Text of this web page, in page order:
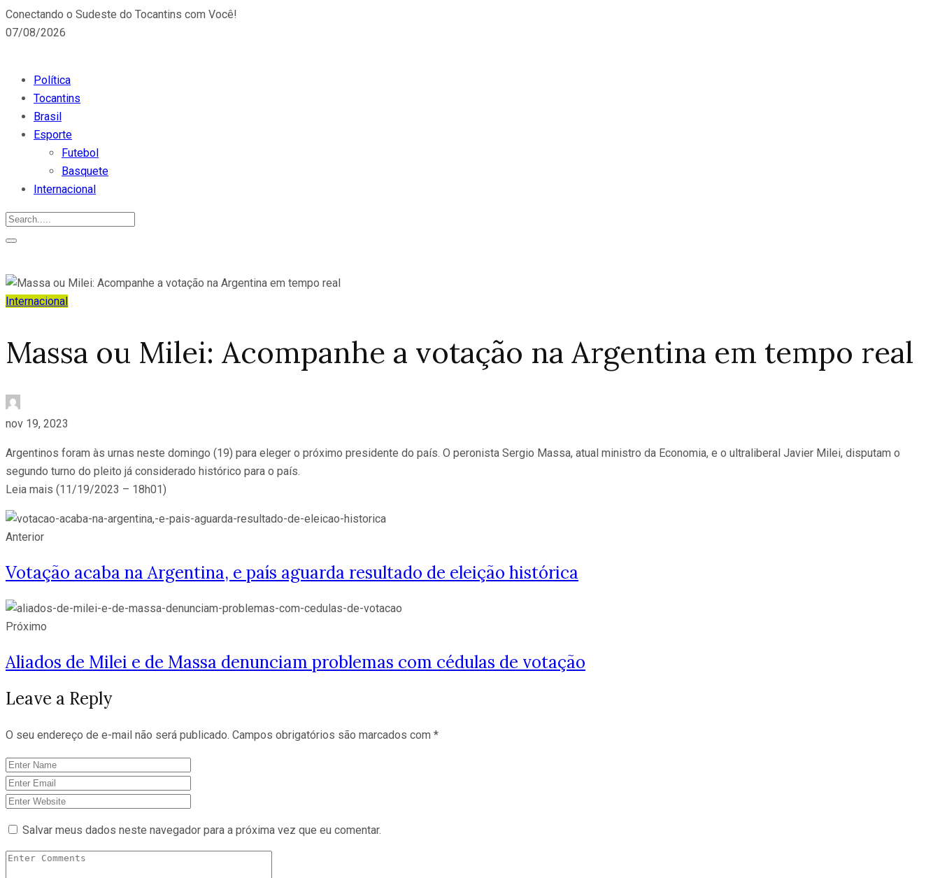
Conectando o Sudeste do Tocantins com Você!
07/08/2026
Política
Tocantins
Brasil
Esporte
Futebol
Basquete
Internacional
Internacional
Massa ou Milei: Acompanhe a votação na Argentina em tempo real
nov 19, 2023
Argentinos foram às urnas neste domingo (19) para eleger o próximo presidente do país. O peronista Sergio Massa, atual ministro da Economia, e o ultraliberal Javier Milei, disputam o
segundo turno do pleito já considerado histórico para o país.
Leia mais (11/19/2023 – 18h01)
Anterior
Votação acaba na Argentina, e país aguarda resultado de eleição histórica
Próximo
Aliados de Milei e de Massa denunciam problemas com cédulas de votação
Leave a Reply
O seu endereço de e-mail não será publicado. Campos obrigatórios são marcados com *
Salvar meus dados neste navegador para a próxima vez que eu comentar.